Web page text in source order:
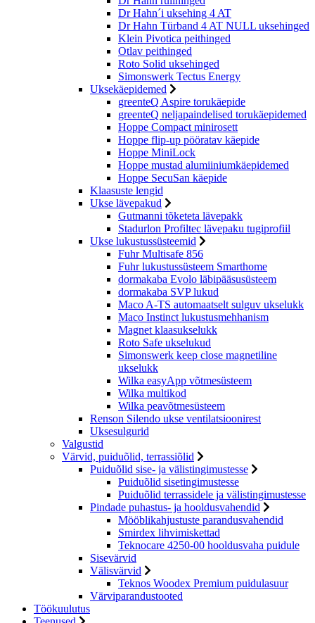
Dr Hahn´i uksehing 4 AT
Dr Hahn Türband 4 AT NULL uksehinged
Klein Pivotica peithinged
Otlav peithinged
Roto Solid uksehinged
Simonswerk Tectus Energy
Uksekäepidemed
greenteQ Aspire torukäepide
greenteQ neljapaindelised torukäepidemed
Hoppe Compact minirosett
Hoppe flip-up pööratav käepide
Hoppe MiniLock
Hoppe mustad alumiiniumkäepidemed
Hoppe SecuSan käepide
Klaasuste lengid
Ukse lävepakud
Gutmanni tõketeta lävepakk
Stadurlon Profiltec lävepaku tugiprofiil
Ukse lukustussüsteemid
Fuhr Multisafe 856
Fuhr lukustussüsteem Smarthome
dormakaba Evolo läbipääsusüsteem
dormakaba SVP lukud
Maco A-TS automaatselt sulguv ukselukk
Maco Instinct lukustusmehhanism
Magnet klaasukselukk
Roto Safe ukselukud
Simonswerk keep close magnetiline
ukselukk
Wilka easyApp võtmesüsteem
Wilka multikod
Wilka peavõtmesüsteem
Renson Silendo ukse ventilatsioonirest
Uksesulgurid
Valgustid
Värvid, puiduõlid, terrassiõlid
Puiduõlid sise- ja välistingimustesse
Puiduõlid sisetingimustesse
Puiduõlid terrassidele ja välistingimustesse
Pindade puhastus- ja hooldusvahendid
Mööblikahjustuste parandusvahendid
Smirdex lihvimiskettad
Teknocare 4250-00 hooldusvaha puidule
Sisevärvid
Välisvärvid
Teknos Woodex Premium puidulasuur
Värviparandustooted
Töökuulutus